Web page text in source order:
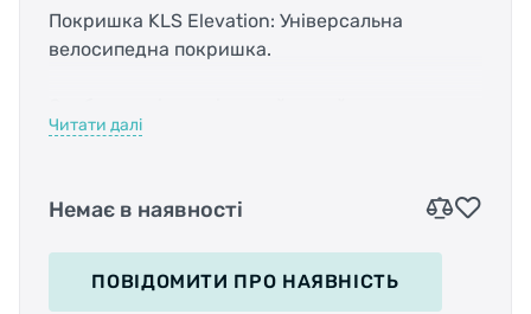
Покришка KLS Elevation: Універсальна
велосипедна покришка.
для вологої погоди, та низьким опором
Характеристика: призначення - універсальна;
монтується як на переднє так і на заднє
колесо.
Читати далі
Немає в наявності
ПОВІДОМИТИ ПРО НАЯВНІСТЬ